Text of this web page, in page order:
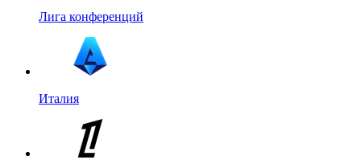
Лига конференций
Италия